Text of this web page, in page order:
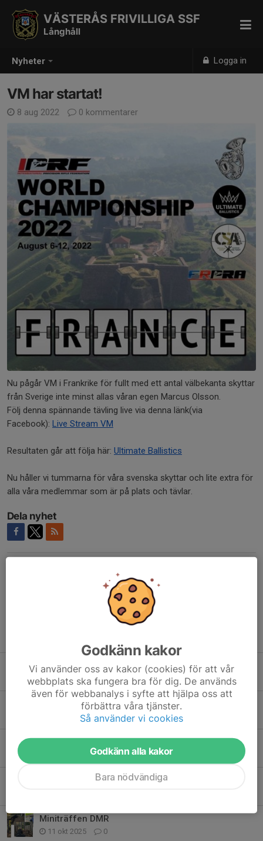
Nyheter Logga in
VÄSTERÅS FRIVILLIGA SSF
Långhåll
VM har startat!
8 aug 2022 0 kommentarer
Nu pågår VM i Frankrike för fullt med ett antal välbekanta skyttar
från Sverige inte minst allas våran egen Marcus Olsson.
Följ denna spännande tävling live via denna länk(via
Facebook): Live Stream VM
Resultaten går att följa här: Ultimate Ballistics
Nu håller vi tummarna för våra svenska skyttar och lite extra för
alla våra medlemmar som är på plats och tävlar.
Dela nyhet
Stockkumal LH klass A open
13 apr, 19:59 2
LH Hemmaserietävling
18 feb, 08:43 5
2
Stockkumla OPEN Långhåll klassA
Miniträffen DMR
11 okt 2025 0
Godkänn kakor
Vi använder oss av kakor (cookies) för att vår
webbplats ska fungera bra för dig. De används
även för webbanalys i syfte att hjälpa oss att
förbättra våra tjänster.
Så använder vi cookies
Godkänn alla kakor
Bara nödvändiga